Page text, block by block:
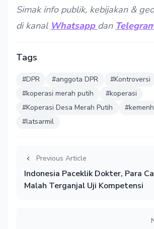
Simak info publik, kebijakan &
di kanal Whatsapp dan
Tags
#DPR #anggota DPR
#Kontroversi
#koperasi merah putih
#koperasi
#Koperasi Desa Merah Putih
#latsarmil
Previous Article
Indonesia Paceklik Dokter, Para
Malah Terganjal Uji Kompetensi